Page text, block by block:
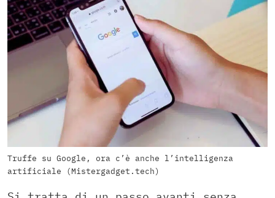
Truffe su Google, ora c’è anche l’intelligenza
artificiale (Mistergadget.tech)